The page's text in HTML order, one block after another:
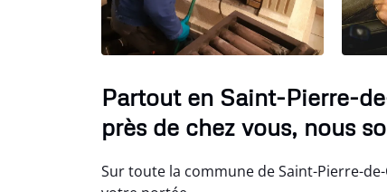
Partout en Saint-Pierre-
près de chez vous, nous
Sur toute la commune de Saint-Pierre-